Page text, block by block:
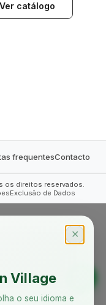
Ver catálogo
frequentesContacto
os direitos reservados.
Exclusão de Dados
✕
Village
o seu idioma e